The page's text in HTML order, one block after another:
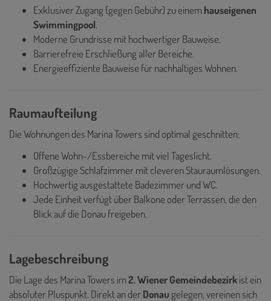
Exklusiver Zugang (gegen Gebühr) zu einem hauseigenen
Swimmingpool.
Moderne Grundrisse mit hochwertiger Bauweise.
Barrierefreie Erschließung aller Bereiche.
Energieeffiziente Bauweise für nachhaltiges Wohnen.
Raumaufteilung
Die Wohnungen des Marina Towers sind optimal geschnitten:
Offene Wohn-/Essbereiche mit viel Tageslicht.
Großzügige Schlafzimmer mit cleveren Stauraumlösungen.
Hochwertig ausgestattete Badezimmer und WC.
Jede Einheit verfügt über Balkone oder Terrassen, die den
Blick auf die Donau freigeben.
Lagebeschreibung
Die Lage des Marina Towers im2. Wiener Gemeindebezirkist ein
absoluter Pluspunkt. Direkt an derDonau gelegen, vereinen sich